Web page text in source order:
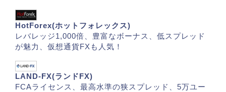
HotForex(ホットフォレックス)
レバレッジ1,000倍、豊富なボーナス、低スプレッド
が魅力、仮想通貨FXも人気！
LAND-FX(ランドFX)
FCAライセンス、最高水準の狭スプレッド、5万ユー